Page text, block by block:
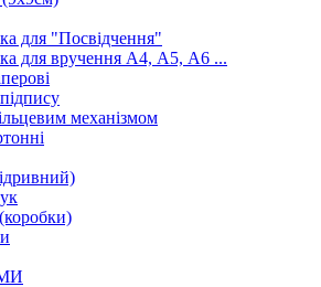
для "Посвідчення"
для вручення А4, А5, А6 ...
механізмом